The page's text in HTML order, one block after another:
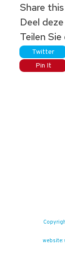
Share
Deel
Teilen
Twitter
Pin It
website: